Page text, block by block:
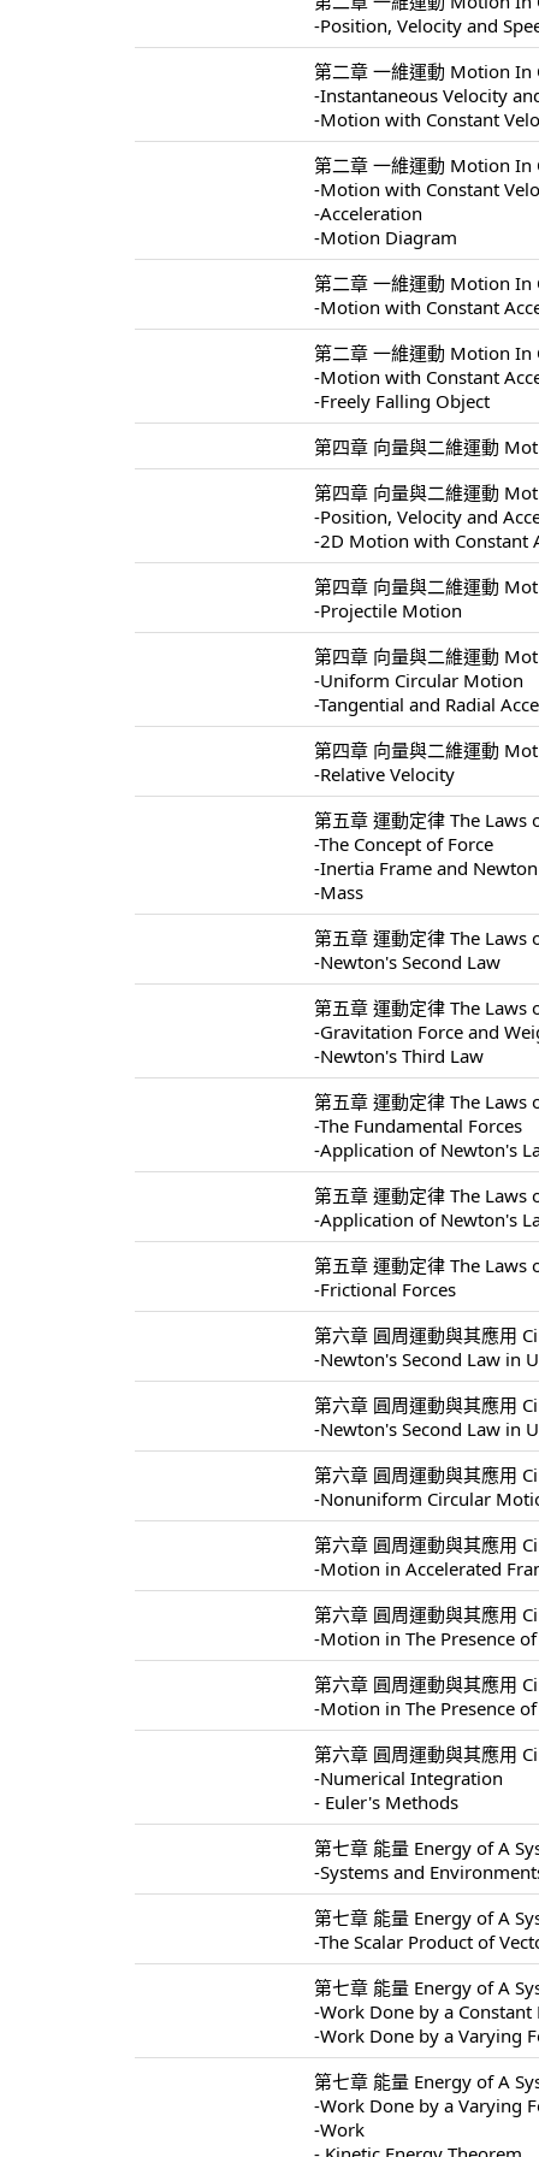
-Position, Velocity and
第二章 一維運動 Motion
-Instantaneous Velocity
-Motion with Constant
第二章 一維運動 Motion
-Motion with Constant
-Acceleration
-Motion Diagram
第二章 一維運動 Motion
-Motion with Constant
第二章 一維運動 Motion
-Motion with Constant
-Freely Falling Object
第四章 向量與二維運動
第四章 向量與二維運動
-Position, Velocity and
-2D Motion with Constant
第四章 向量與二維運動
-Projectile Motion
第四章 向量與二維運動
-Uniform Circular Motion
-Tangential and Radial
第四章 向量與二維運動
-Relative Velocity
第五章 運動定律 The
-The Concept of Force
-Inertia Frame and
-Mass
第五章 運動定律 The
-Newton's Second Law
第五章 運動定律 The
-Gravitation Force and
-Newton's Third Law
第五章 運動定律 The
-The Fundamental Forces
-Application of Newton's
第五章 運動定律 The
-Application of Newton's
第五章 運動定律 The
-Frictional Forces
第六章 圓周運動與其應用
-Newton's Second Law in
第六章 圓周運動與其應用
-Newton's Second Law in
第六章 圓周運動與其應用
-Nonuniform Circular
第六章 圓周運動與其應用
-Motion in Accelerated
第六章 圓周運動與其應用
-Motion in The Presence
第六章 圓周運動與其應用
-Motion in The Presence
第六章 圓周運動與其應用
-Numerical Integration
- Euler's Methods
第七章 能量 Energy of A
-Systems and
第七章 能量 Energy of A
-The Scalar Product of
第七章 能量 Energy of A
-Work Done by a Constant
-Work Done by a Varying
第七章 能量 Energy of A
-Work Done by a Varying
-Work